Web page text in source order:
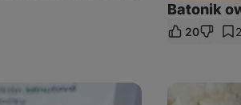
Batonik
20
z